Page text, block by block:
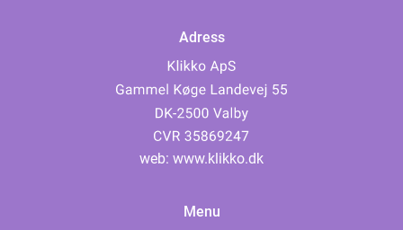
Adress
web: www.klikko.dk
Menu